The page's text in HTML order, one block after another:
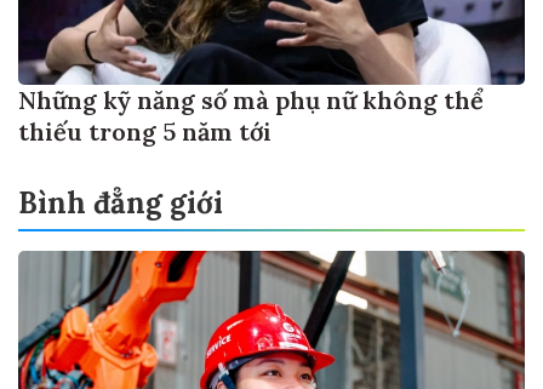
Những kỹ năng số mà phụ nữ không thể
thiếu trong 5 năm tới
Bình đẳng giới